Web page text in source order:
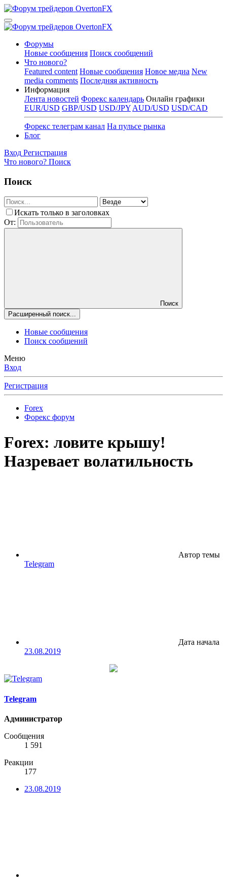
Форумы
Новые сообщения Поиск сообщений
Что нового?
Featured content Новые сообщения Новое медиа New
media comments Последняя активность
Информация
Лента новостей Форекс календарь Онлайн графики
EUR/USD GBP/USD USD/JPY AUD/USD USD/CAD
Форекс телеграм канал На пульсе рынка
Блог
Вход Регистрация
Что нового? Поиск
Поиск
Искать только в заголовках
От:
Поиск
Расширенный поиск...
Новые сообщения
Поиск сообщений
Меню
Вход
Регистрация
Forex
Форекс форум
Forex: ловите крышу!
Назревает волатильность
Автор темы
Telegram
Дата начала
23.08.2019
Telegram
Администратор
Сообщения
1 591
Реакции
177
23.08.2019